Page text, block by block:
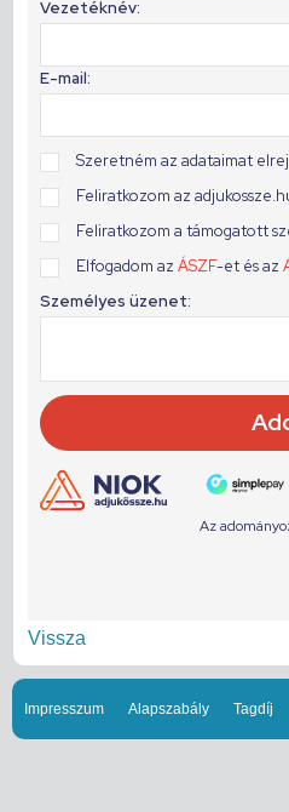
Vissza
Impresszum Alapszabály Tagdíj